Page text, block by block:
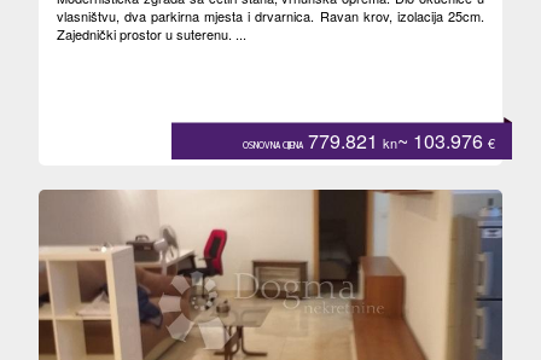
vlasništvu, dva parkirna mjesta i drvarnica. Ravan krov, izolacija 25cm.
Zajednički prostor u suterenu. ...
OSNOVNA CIJENA 779.821 kn~ 103.976 €